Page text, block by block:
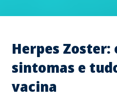
Herpes Zoster:
sintomas e
vacina